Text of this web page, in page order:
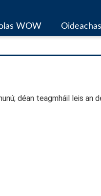
WOW Oideachas
déan teagmháil leis an